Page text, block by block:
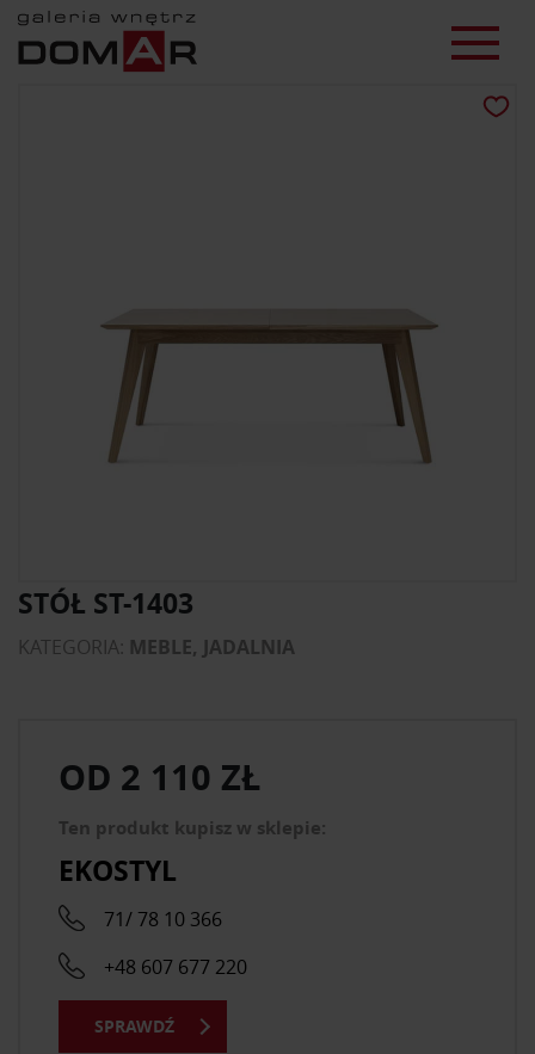
STÓŁ ST-1403
KATEGORIA: MEBLE, JADALNIA
OD 2 110 ZŁ
Ten produkt kupisz w sklepie:
EKOSTYL
71/ 78 10 366
+48 607 677 220
SPRAWDŹ